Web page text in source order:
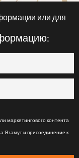
или для
маркетингового контента
Язамут и присоединение к